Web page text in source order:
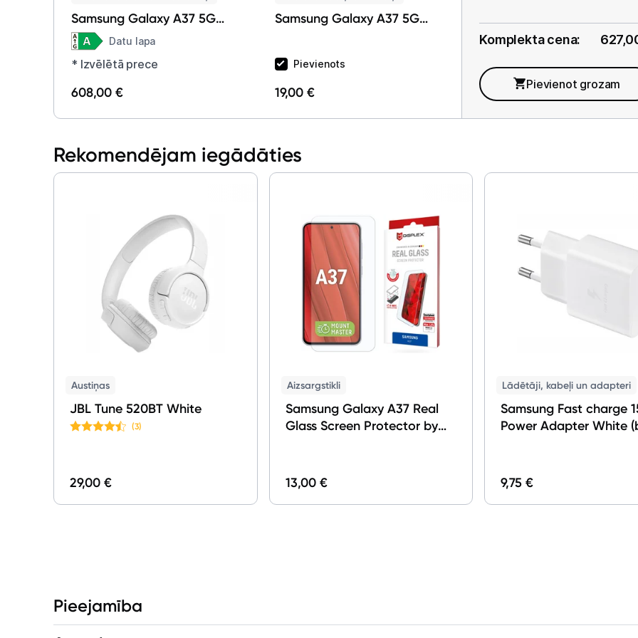
Samsung Galaxy A37 5G
6+128GB Awesome
Lavander + Samsung Buds
4 Black
Datu lapa
* Izvēlētā prece
608,00 €
Samsung Galaxy A37 5G
Pievienots
19,00 €
Komplekta cena:
Pievienot grozam
Rekomendējam iegādāties
Austiņas
JBL Tune 520BT White
(3)
29,00 €
Aizsargstikli
Samsung Galaxy A37 Real
Glass Screen Protector by
13,00 €
Lādētāji, kabeļi un adapteri
Samsung Fast charge
Power Adapter White
9,75 €
Pieejamība